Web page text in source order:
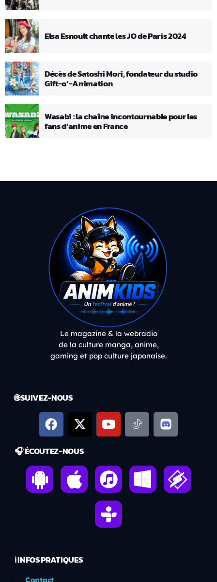
Elsa Esnoult chante les JO de Paris 2024
Décès de Satoshi Mori, fondateur du studio
Gift-o’-Animation
Wasabi : la chaîne incontournable pour les
fans d’anime en France
Le magazine & la webradio
de la culture manga, anime,
gaming et pop culture japonaise.
🌐 SUIVEZ-NOUS
🎧 ÉCOUTEZ-NOUS
ℹ️ INFOS PRATIQUES
Contact